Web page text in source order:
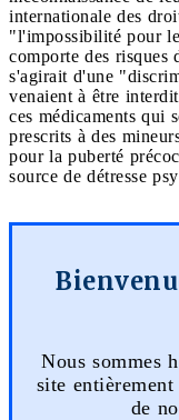
internationale des
"l'impossibilité pour
comporte des risques
s'agirait d'une
venaient à être
ces médicaments qui
prescrits à des
pour la puberté
source de détresse
Nous sommes
site
de